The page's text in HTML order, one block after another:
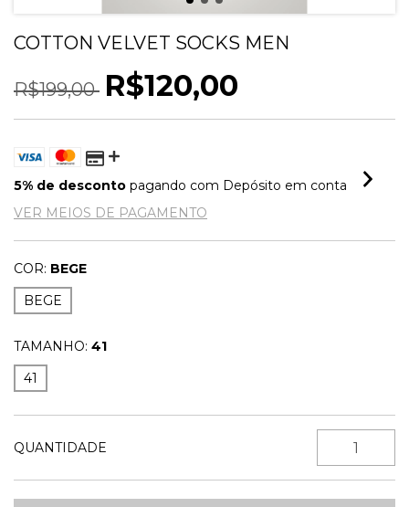
COTTON VELVET SOCKS MEN
R$199,00 R$120,00
5% de desconto pagando com Depósito em conta
VER MEIOS DE PAGAMENTO
COR: BEGE
BEGE
TAMANHO: 41
41
QUANTIDADE